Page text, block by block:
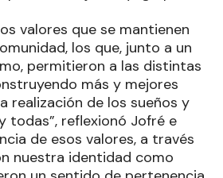
valores que se mantienen
los que, junto a un
permitieron a las distintas
más y mejores
realización de los sueños y
todas”, reflexionó Jofré e
de esos valores, a través
nuestra identidad como